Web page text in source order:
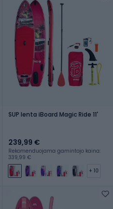
SUP lenta iBoard Magic Ride 11'
239,99 €
Rekomenduojama gamintojo kaina:
339,99 €
+ 10